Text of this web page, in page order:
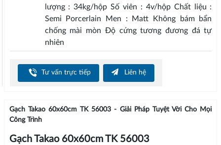
lượng : 34kg/hộp Số viên : 4v/hộp Chất liệu :
Semi Porcerlain Men : Matt Không bám bẩn
chống mài mòn Độ cứng tương đương đá tự
nhiên
Tư vấn trực tiếp Liên hệ
Gạch Takao 60x60cm TK 56003 - Giải Pháp Tuyệt Vời Cho Mọi
Công Trình
Gạch Takao 60x60cm TK 56003